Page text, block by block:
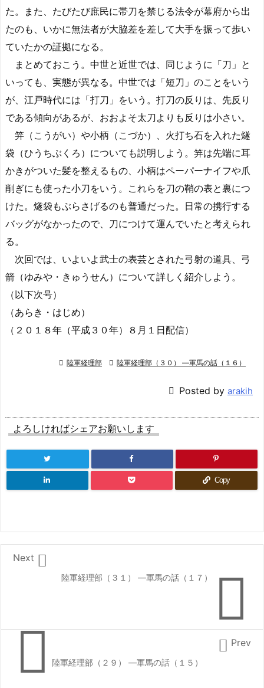
た。また、たびたび庶民に帯刀を禁じる法令が幕府から出
たのも、いかに無法者が大脇差を差して大手を振って歩い
ていたかの証拠になる。
まとめておこう。中世と近世では、同じように「刀」と
いっても、実態が異なる。中世では「短刀」のことをいう
が、江戸時代には「打刀」をいう。打刀の反りは、先反り
である傾向があるが、おおよそ太刀よりも反りは小さい。
笄（こうがい）や小柄（こづか）、火打ち石を入れた燧
袋（ひうちぶくろ）についても説明しよう。笄は先端に耳
かきがついた髪を整えるもの、小柄はペーパーナイフや爪
削ぎにも使った小刀をいう。これらを刀の鞘の表と裏につ
けた。燧袋もぶらさげるのも普通だった。日常の携行する
バッグがなかったので、刀につけて運んでいたと考えられ
る。
次回では、いよいよ武士の表芸とされた弓射の道具、弓
箭（ゆみや・きゅうせん）について詳しく紹介しよう。
（以下次号）
（あらき・はじめ）
（２０１８年（平成３０年）８月１日配信）
 陸軍経理部  陸軍経理部（３０） ―軍馬の話（１６）
 Posted by arakih
よろしければシェアお願いします
Copy

陸軍経理部（３１） ―軍馬の話（１７）

Next
陸軍経理部（２９） ―軍馬の話（１５）
 Prev